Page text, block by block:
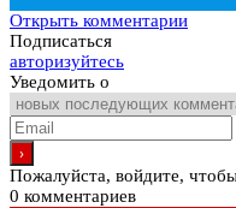
Открыть комментарии
Подписаться
авторизуйтесь
Уведомить о
Пожалуйста, войдите,
0 комментариев